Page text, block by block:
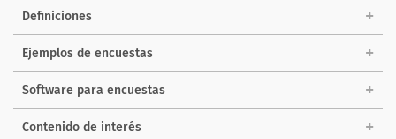
Definiciones
Ejemplos de encuestas
Software para encuestas
Contenido de interés